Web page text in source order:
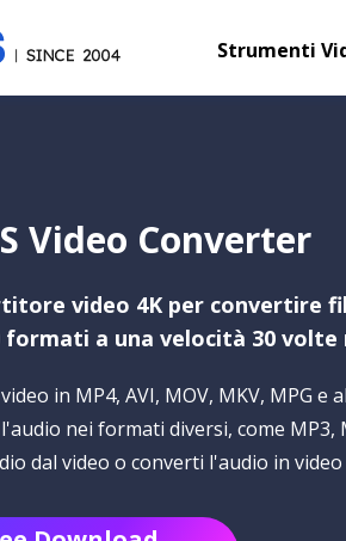
Strumenti
Video Converter
video 4K per convertire
formati a una velocità 30 volte
in MP4, AVI, MOV, MKV, MPG
nei formati diversi, come MP3,
dal video o converti l'audio in video